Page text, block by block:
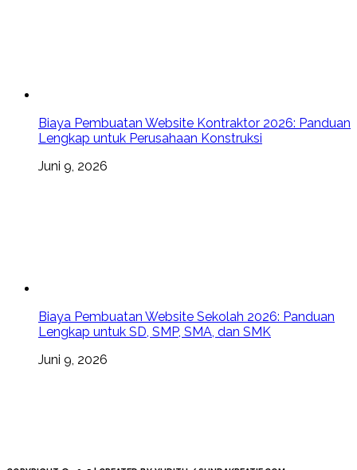
Biaya Pembuatan Website Kontraktor 2026: Panduan
Lengkap untuk Perusahaan Konstruksi
Juni 9, 2026
Biaya Pembuatan Website Sekolah 2026: Panduan
Lengkap untuk SD, SMP, SMA, dan SMK
Juni 9, 2026